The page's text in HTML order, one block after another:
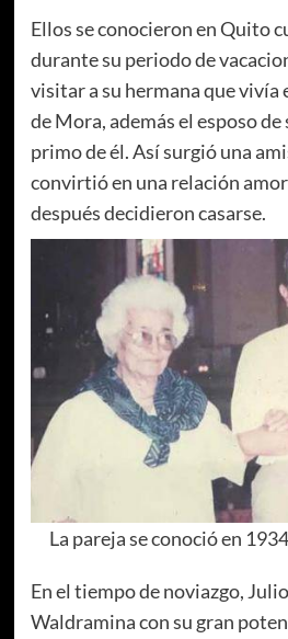
Ellos se conocieron en Quito
durante su periodo de
visitar a su hermana que vivía
de Mora, además el esposo de
primo de él. Así surgió una
convirtió en una relación
después decidieron casarse.
La pareja se conoció en
En el tiempo de noviazgo,
Waldramina con su gran